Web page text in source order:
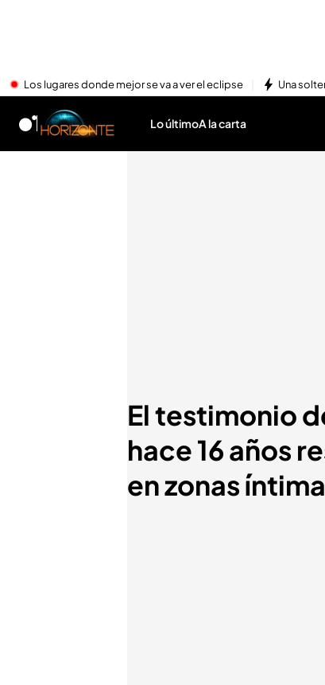
Los lugares donde mejor se va a ver el eclipse Una
Lo últimoA la carta
El testimonio
hace 16 años
en zonas